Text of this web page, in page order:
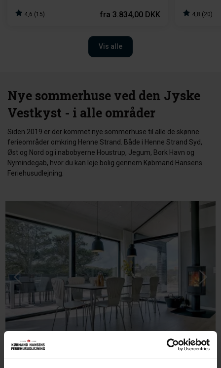
4,6 (15) fra 3.834,00 DKK 4,8 (20)
Vis alle
Nye sommerhuse ved den Jyske
Vestkyst - i alle områder
Siden 2019 er der kommet nye sommerhuse til alle de skønne
ferieområder omkring Henne Strand. Både i Henne Strand Syd,
Øst og Nord og i nabobyerne Houstrup, Jegum, Bork Havn og
Nymindegab, hvor du kan leje bolig gennem Købmand Hansens
Feriehusudlejning.